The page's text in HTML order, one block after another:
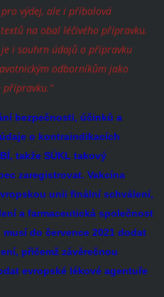
výdej, ale i příbalová
na obal léčivého přípravku.
i souhrn údajů o přípravku
odborníkům jako
přípravku.“
bezpečnosti, účinků a
o kontraindikacích
takže SÚKL takový
zaregistrovat. Vakcína
unii finální schválení,
a farmaceutická společnost
do července 2021 dodat
přičemž závěrečnou
evropské lékové agentuře